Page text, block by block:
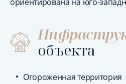
объекта
Огороженная территория